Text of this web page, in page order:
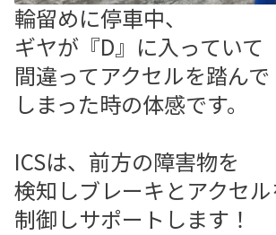
輪留めに停車中、
ギヤが『D』に入っていて
間違ってアクセルを踏んで
しまった時の体感です。
ICSは、前方の障害物を
検知しブレーキとアクセル
制御しサポートします！